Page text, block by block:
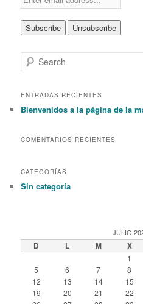
e
r
h
ENTRADAS RECIENTES
Bienvenidos a la página de la
COMENTARIOS RECIENTES
CATEGORÍAS
Sin categoría
JULIO
D L M X
1
5
6 7 8
12
13 14 15
19
20 21 22